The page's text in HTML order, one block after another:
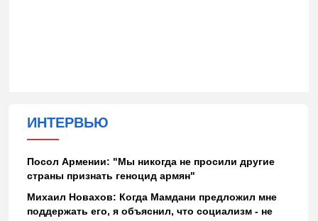
ИНТЕРВЬЮ
Посол Армении: "Мы никогда не просили другие
страны признать геноцид армян"
Михаил Новахов: Когда Мамдани предложил мне
поддержать его, я объяснил, что социализм - не